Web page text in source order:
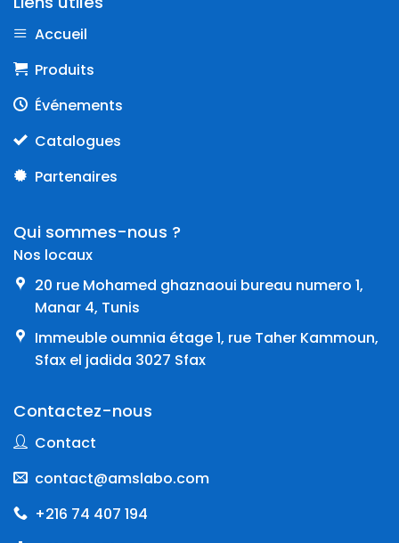
Accueil
Produits
Événements
Catalogues
Partenaires
Qui sommes-nous ?
Nos locaux
20 rue Mohamed ghaznaoui bureau numero 1,
Manar 4, Tunis
Immeuble oumnia étage 1, rue Taher Kammoun,
Sfax el jadida 3027 Sfax
Contactez-nous
Contact
contact@amslabo.com
+216 74 407 194